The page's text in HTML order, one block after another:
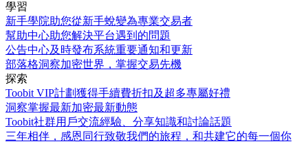
學習
新手學院助您從新手蛻變為專業交易者
幫助中心助您解決平台遇到的問題
公告中心及時發布系統重要通知和更新
部落格洞察加密世界，掌握交易先機
探索
Toobit VIP計劃獲得手續費折扣及超多專屬好禮
洞察掌握最新加密最新動態
Toobit社群用戶交流經驗、分享知識和討論話題
三年相伴，感恩同行致敬我們的旅程，和共建它的每一個你